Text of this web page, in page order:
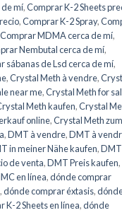
de mí,Comprar K-2 Sheets
,Comprar K-2 Spray,
Comprar MDMA cerca de mí,
Nembutal cerca de mí,
sábanas de Lsd cerca de mí,
,Crystal Meth à vendre,
near me,Crystal Meth for
Meth kaufen,Crystal
online,Crystal Meth zum
,DMT à vendre,DMT à
in meiner Nähe kaufen,
de venta,DMT Preis kaufen,
en línea,dónde comprar
,dónde comprar éxtasis,
K-2 Sheets en línea,dónde